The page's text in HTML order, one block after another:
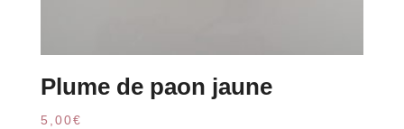
Plume de paon jaune
5,00€